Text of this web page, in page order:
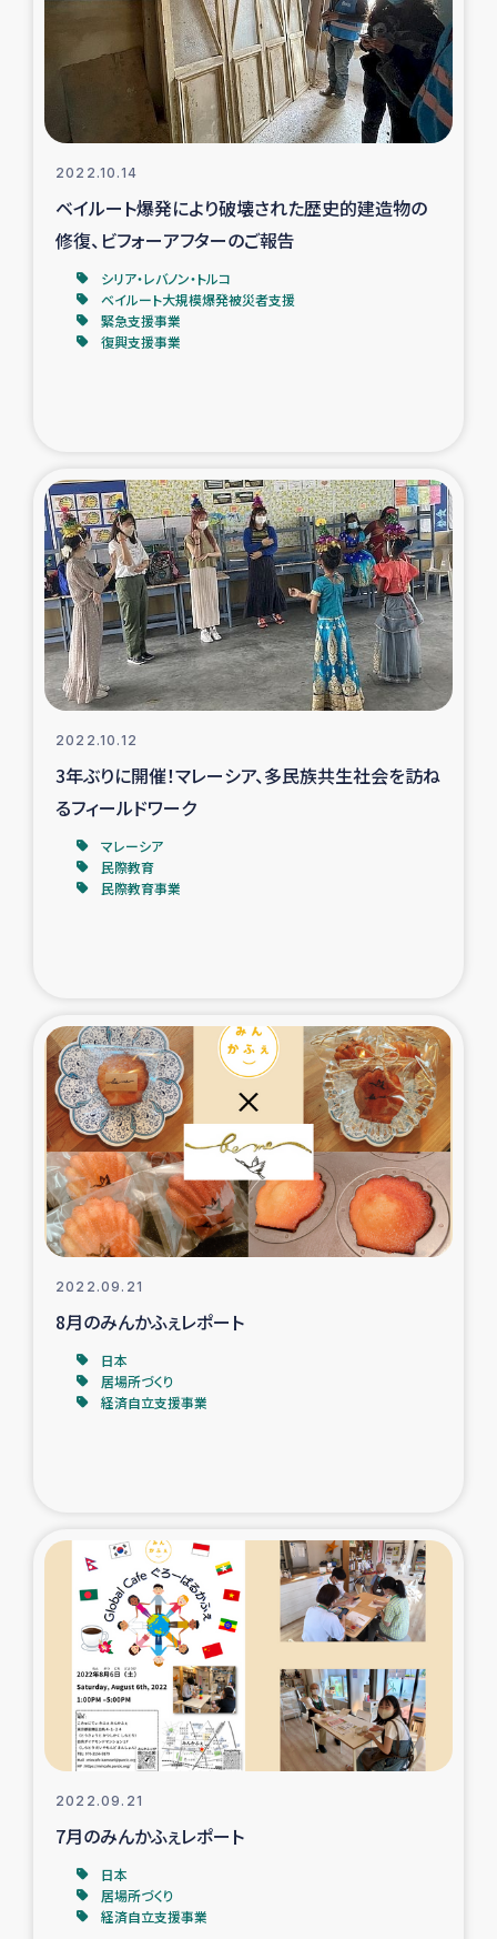
復興支援事業
民際教育事業
ガザ人道支援
令和6年能登半島地震 緊急支援
国内避難民への物資配付および教育支援
漁民によるマングローブ植林活動
レバノンでのシリア難民への食糧・越冬支援
レバノンにおける緊急支援
レバノンでのシリア難民への教育支援事業
レバノンでのシリア難民・レバノン人への農業支援
海外ルーツの市民との共生
仮設住宅生活支援・農業復興支援
漁業復興支援
インターン・ボランティア日誌
経済自立支援事業
ガザ空爆被災者への食料支援と農家生産支援
ガザ地区における羊の畜産支援
ガザ地区酪農を通した女性グループの生計支援
ふりかけ普及と食生活改善による栄養改善事業
フェアトレード事業
緊急支援事業
女性の生計向上を通じた子どもの栄養改善事業
2022.10.14
ベイルート爆発により破壊された歴史的建造物の
修復、ビフォーアフターのご報告
シリア・レバノン・トルコ
ベイルート大規模爆発被災者支援
緊急支援事業
復興支援事業
2022.10.12
3年ぶりに開催！マレーシア、多民族共生社会を訪ね
るフィールドワーク
マレーシア
民際教育
民際教育事業
2022.09.21
8月のみんかふぇレポート
日本
居場所づくり
経済自立支援事業
2022.09.21
7月のみんかふぇレポート
日本
居場所づくり
経済自立支援事業